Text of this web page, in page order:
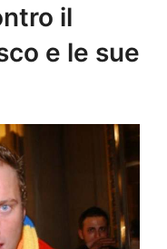
il
e le sue